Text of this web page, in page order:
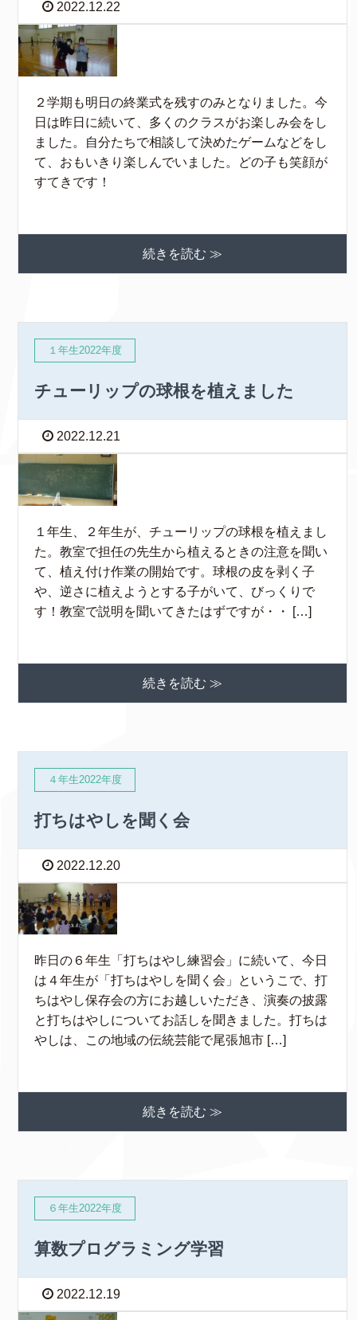
2022.12.22
２学期も明日の終業式を残すのみとなりました。今
日は昨日に続いて、多くのクラスがお楽しみ会をし
ました。自分たちで相談して決めたゲームなどをし
て、おもいきり楽しんでいました。どの子も笑顔が
すてきです！
続きを読む ≫
１年生2022年度
チューリップの球根を植えました
2022.12.21
１年生、２年生が、チューリップの球根を植えまし
た。教室で担任の先生から植えるときの注意を聞い
て、植え付け作業の開始です。球根の皮を剥く子
や、逆さに植えようとする子がいて、びっくりで
す！教室で説明を聞いてきたはずですが・・ […]
続きを読む ≫
４年生2022年度
打ちはやしを聞く会
2022.12.20
昨日の６年生「打ちはやし練習会」に続いて、今日
は４年生が「打ちはやしを聞く会」というこで、打
ちはやし保存会の方にお越しいただき、演奏の披露
と打ちはやしについてお話しを聞きました。打ちは
やしは、この地域の伝統芸能で尾張旭市 […]
続きを読む ≫
６年生2022年度
算数プログラミング学習
2022.12.19